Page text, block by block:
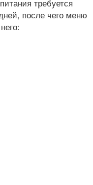
требуется
после чего меню